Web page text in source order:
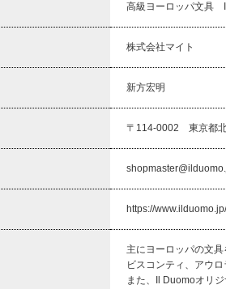
高級ヨーロッパ文具
株式会社マイト
新方宏明
〒114-0002 東京都
https://www.ilduomo.jp/
主にヨーロッパの文具
ビスコンティ、アウ
また、Il Duomoオリ